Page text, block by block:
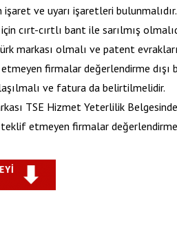
ve uyarı işaretleri bulunmalıdır.
cırt-cırtlı bant ile sarılmış
markası olmalı ve patent
firmalar değerlendirme dışı
ve fatura da belirtilmelidir.
TSE Hizmet Yeterlilik
etmeyen firmalar değerlendirme